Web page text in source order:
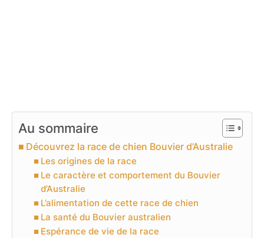
Au sommaire
Découvrez la race de chien Bouvier d’Australie
Les origines de la race
Le caractère et comportement du Bouvier
d’Australie
L’alimentation de cette race de chien
La santé du Bouvier australien
Espérance de vie de la race